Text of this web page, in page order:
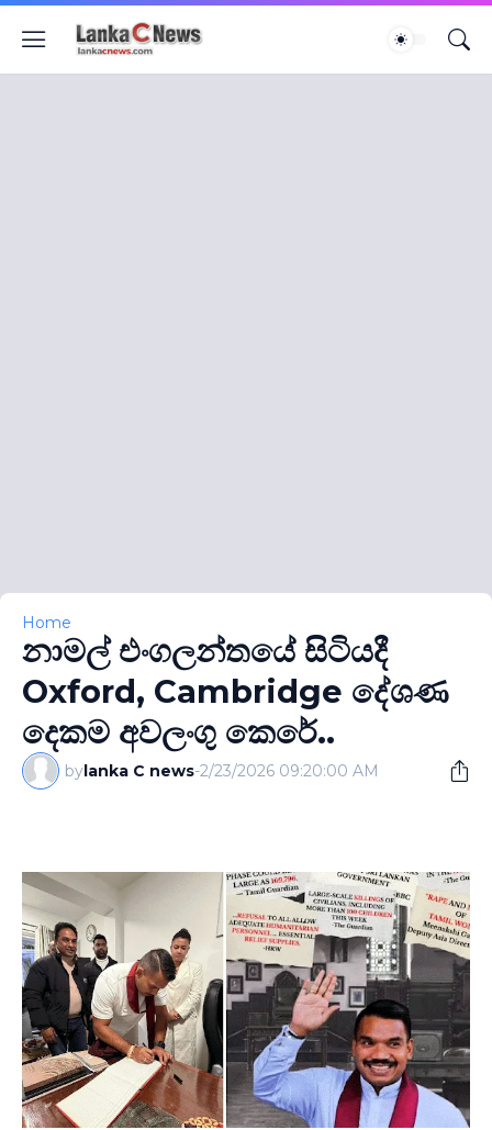
Home
නාමල් එංගලන්තයේ සිටියදී
Oxford, Cambridge දේශණ
දෙකම අවලංගු කෙරේ..
bylanka C news-2/23/2026 09:20:00 AM